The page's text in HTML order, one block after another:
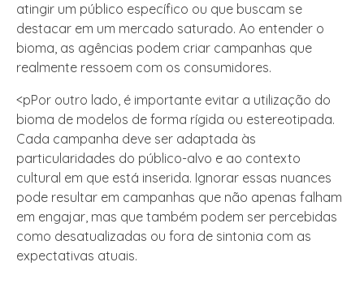
atingir um público específico ou que buscam se
destacar em um mercado saturado. Ao entender o
bioma, as agências podem criar campanhas que
realmente ressoem com os consumidores.
<pPor outro lado, é importante evitar a utilização do
bioma de modelos de forma rígida ou estereotipada.
Cada campanha deve ser adaptada às
particularidades do público-alvo e ao contexto
cultural em que está inserida. Ignorar essas nuances
pode resultar em campanhas que não apenas falham
em engajar, mas que também podem ser percebidas
como desatualizadas ou fora de sintonia com as
expectativas atuais.